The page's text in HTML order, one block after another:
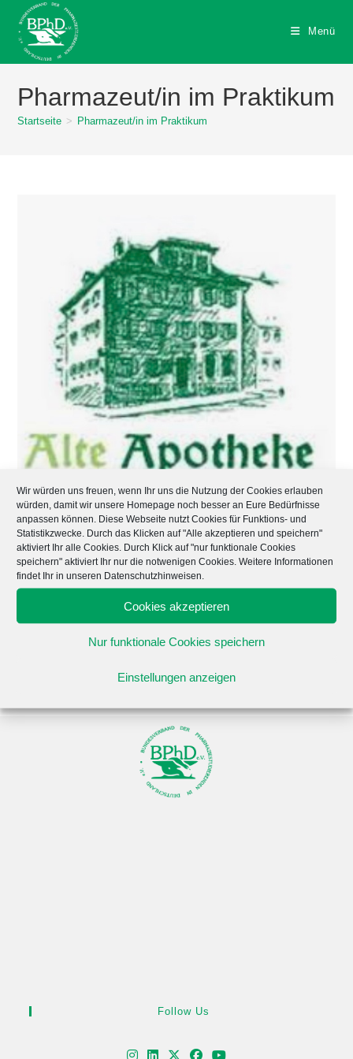
Wir würden uns freuen, wenn Ihr uns die Nutzung der Cookies erlauben
würden, damit wir unsere Homepage noch besser an Eure Bedürfnisse
anpassen können. Diese Webseite nutzt Cookies für Funktions- und
Statistikzwecke. Durch das Klicken auf "Alle akzeptieren und speichern"
aktiviert Ihr alle Cookies. Durch Klick auf "nur funktionale Cookies
speichern" aktiviert Ihr nur die notwenigen Cookies. Weitere Informationen
findet Ihr in unseren Datenschutzhinweisen.
Cookies akzeptieren
Nur funktionale Cookies speichern
Einstellungen anzeigen
Inhalt
springen
Menü
Pharmazeut/in im Praktikum
Startseite > Pharmazeut/in im Praktikum
Pharmazeut/in im
Praktikum
Dieses Jobangebot ist abgelaufen.
Follow Us